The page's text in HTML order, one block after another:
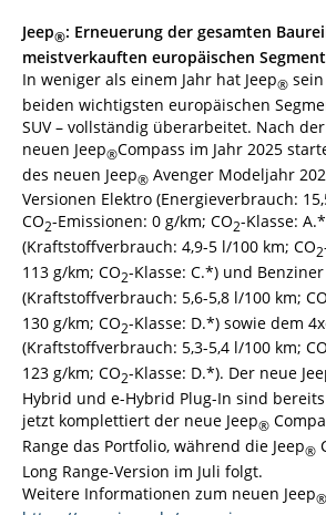
Jeep®: Erneuerung der gesamten
meistverkauften europäischen
In weniger als einem Jahr hat Jeep®
beiden wichtigsten europäischen
SUV – vollständig überarbeitet. Nach
neuen Jeep®Compass im Jahr 2025
des neuen Jeep® Avenger Modeljahr
Versionen Elektro (Energieverbrauch:
CO2-Emissionen: 0 g/km; CO2-Klasse:
(Kraftstoffverbrauch: 4,9-5 l/100 km; CO2
113 g/km; CO2-Klasse: C.*) und Benziner
(Kraftstoffverbrauch: 5,6-5,8 l/100 km; CO
130 g/km; CO2-Klasse: D.*) sowie dem
(Kraftstoffverbrauch: 5,3-5,4 l/100 km; CO
123 g/km; CO2-Klasse: D.*). Der neue
Hybrid und e-Hybrid Plug-In sind
jetzt komplettiert der neue Jeep®
Range das Portfolio, während die Jeep®
Long Range-Version im Juli folgt.
Weitere Informationen zum neuen Jeep®